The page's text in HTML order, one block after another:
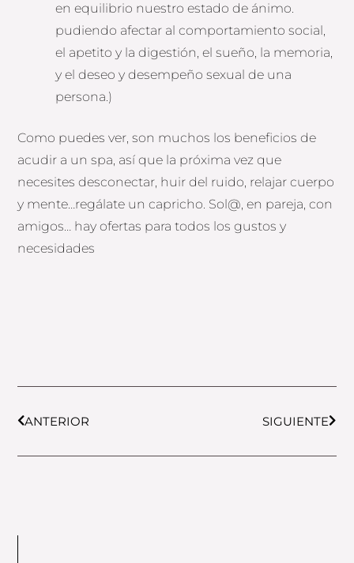
en equilibrio nuestro estado de ánimo.
pudiendo afectar al comportamiento social,
el apetito y la digestión, el sueño, la memoria,
y el deseo y desempeño sexual de una
persona.)
Como puedes ver, son muchos los beneficios de
acudir a un spa, así que la próxima vez que
necesites desconectar, huir del ruido, relajar cuerpo
y mente…regálate un capricho. Sol@, en pareja, con
amigos… hay ofertas para todos los gustos y
necesidades
ANTERIOR
SIGUIENTE